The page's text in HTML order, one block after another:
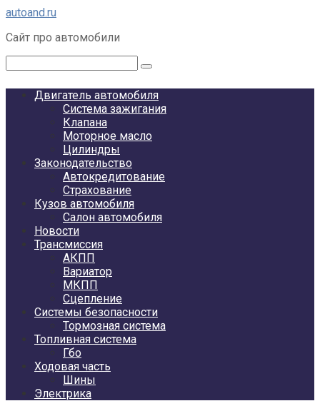
Перейти
контенту
autoand.ru
Сайт про автомобили
Двигатель автомобиля
Система зажигания
Клапана
Моторное масло
Цилиндры
Законодательство
Автокредитование
Страхование
Кузов автомобиля
Салон автомобиля
Новости
Трансмиссия
АКПП
Вариатор
МКПП
Сцепление
Системы безопасности
Тормозная система
Топливная система
Гбо
Ходовая часть
Шины
Электрика